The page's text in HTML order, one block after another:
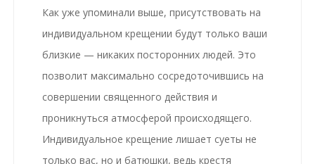
Как уже упоминали выше, присутствовать на
индивидуальном крещении будут только ваши
близкие — никаких посторонних людей. Это
позволит максимально сосредоточившись на
совершении священного действия и
проникнуться атмосферой происходящего.
Индивидуальное крещение лишает суеты не
только вас, но и батюшки, ведь крестя